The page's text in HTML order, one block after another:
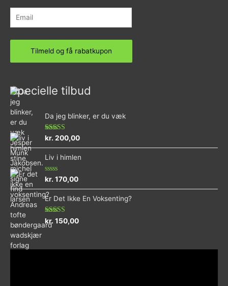
Specielle tilbud
Da jeg blinker, er du væk
Vurderet
ud af 5
kr. 200,00
Liv i himlen
Vurderet
ud
af
5
kr. 170,00
Er Det Ikke En Voksenting?
Vurderet
5.00
ud af 5
kr. 150,00